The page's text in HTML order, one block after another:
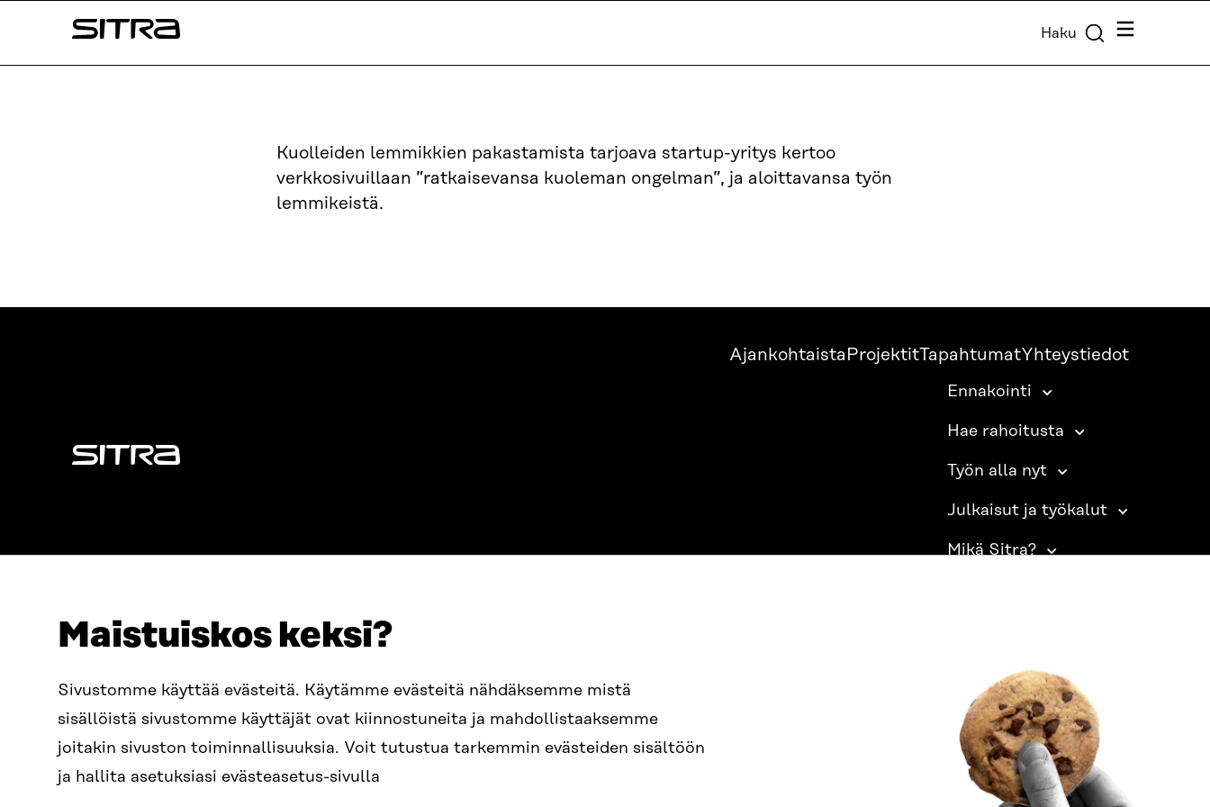
Maistuiskos keksi?
Sivustomme käyttää evästeitä. Käytämme evästeitä nähdäksemme mistä
sisällöistä sivustomme käyttäjät ovat kiinnostuneita ja mahdollistaaksemme
joitakin sivuston toiminnallisuuksia. Voit tutustua tarkemmin evästeiden sisältöön
ja hallita asetuksiasi evästeasetus-sivulla
sisältöön
Sitra Haku Valikko
Kuolleiden lemmikkien pakastamista tarjoava startup-yritys kertoo
verkkosivuillaan ”ratkaisevansa kuoleman ongelman”, ja aloittavansa työn
lemmikeistä.
Sitra
Ajankohtaista ProjektitTapahtumatYhteystiedot
Ennakointi
Hae rahoitusta
Työn alla nyt
Julkaisut ja työkalut
Mikä Sitra?
Itämerenkatu 11-13, PL 160,
00181 Helsinki
Saapumisohjeet
Y-TUNNUS
+358 294 618 991
SÄHKÖPOSTI
etunimi.sukunimi@sitra.fi
SITRA SOSIAALISESSA MEDIASSA